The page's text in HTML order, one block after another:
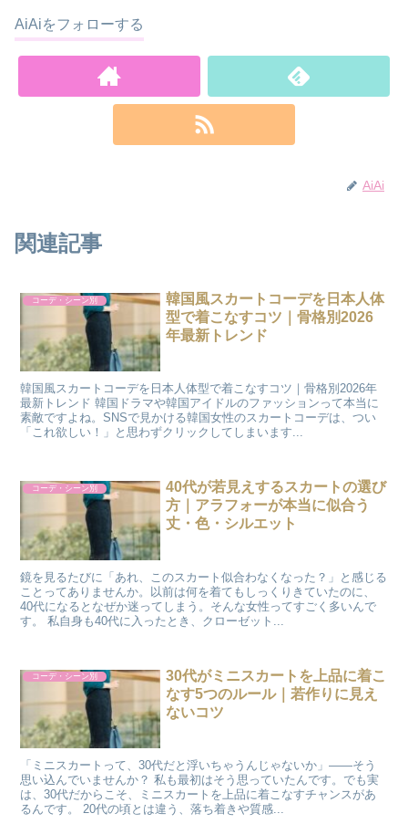
AiAiをフォローする
AiAi
関連記事
コーデ・シーン別
韓国風スカートコーデを日本人体
型で着こなすコツ｜骨格別2026
年最新トレンド
韓国風スカートコーデを日本人体型で着こなすコツ｜骨格別2026年
最新トレンド 韓国ドラマや韓国アイドルのファッションって本当に
素敵ですよね。SNSで見かける韓国女性のスカートコーデは、つい
「これ欲しい！」と思わずクリックしてしまいます...
コーデ・シーン別
40代が若見えするスカートの選び
方｜アラフォーが本当に似合う
丈・色・シルエット
鏡を見るたびに「あれ、このスカート似合わなくなった？」と感じる
ことってありませんか。以前は何を着てもしっくりきていたのに、
40代になるとなぜか迷ってしまう。そんな女性ってすごく多いんで
す。 私自身も40代に入ったとき、クローゼット...
コーデ・シーン別
30代がミニスカートを上品に着こ
なす5つのルール｜若作りに見え
ないコツ
「ミニスカートって、30代だと浮いちゃうんじゃないか」——そう
思い込んでいませんか？ 私も最初はそう思っていたんです。でも実
は、30代だからこそ、ミニスカートを上品に着こなすチャンスがあ
るんです。 20代の頃とは違う、落ち着きや質感...